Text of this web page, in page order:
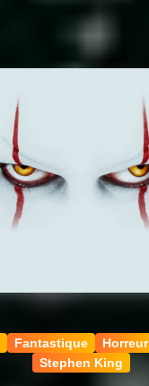
Fantastique Horreur
Stephen King